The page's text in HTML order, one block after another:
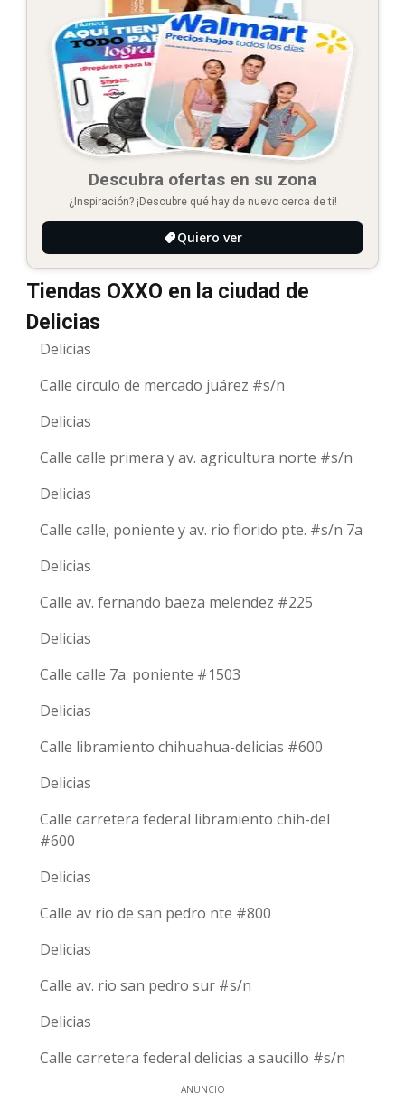
Descubra ofertas en su zona
¿Inspiración? ¡Descubre qué hay de nuevo cerca de ti!
Quiero ver
Tiendas OXXO en la ciudad de
Delicias
Delicias
Calle circulo de mercado juárez #s/n
Delicias
Calle calle primera y av. agricultura norte #s/n
Delicias
Calle calle, poniente y av. rio florido pte. #s/n 7a
Delicias
Calle av. fernando baeza melendez #225
Delicias
Calle calle 7a. poniente #1503
Delicias
Calle libramiento chihuahua-delicias #600
Delicias
Calle carretera federal libramiento chih-del
#600
Delicias
Calle av rio de san pedro nte #800
Delicias
Calle av. rio san pedro sur #s/n
Delicias
Calle carretera federal delicias a saucillo #s/n
ANUNCIO